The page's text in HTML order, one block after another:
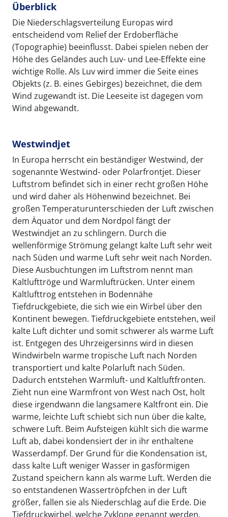
Überblick
Die Niederschlagsverteilung Europas wird
entscheidend vom Relief der Erdoberfläche
(Topographie) beeinflusst. Dabei spielen neben der
Höhe des Geländes auch Luv- und Lee-Effekte eine
wichtige Rolle. Als Luv wird immer die Seite eines
Objekts (z. B. eines Gebirges) bezeichnet, die dem
Wind zugewandt ist. Die Leeseite ist dagegen vom
Wind abgewandt.
Westwindjet
In Europa herrscht ein beständiger Westwind, der
sogenannte Westwind- oder Polarfrontjet. Dieser
Luftstrom befindet sich in einer recht großen Höhe
und wird daher als Höhenwind bezeichnet. Bei
großen Temperaturunterschieden der Luft zwischen
dem Äquator und dem Nordpol fängt der
Westwindjet an zu schlingern. Durch die
wellenförmige Strömung gelangt kalte Luft sehr weit
nach Süden und warme Luft sehr weit nach Norden.
Diese Ausbuchtungen im Luftstrom nennt man
Kaltlufttröge und Warmluftrücken. Unter einem
Kaltlufttrog entstehen in Bodennähe
Tiefdruckgebiete, die sich wie ein Wirbel über den
Kontinent bewegen. Tiefdruckgebiete entstehen, weil
kalte Luft dichter und somit schwerer als warme Luft
ist. Entgegen des Uhrzeigersinns wird in diesen
Windwirbeln warme tropische Luft nach Norden
transportiert und kalte Polarluft nach Süden.
Dadurch entstehen Warmluft- und Kaltluftfronten.
Zieht nun eine Warmfront von West nach Ost, holt
diese irgendwann die langsamere Kaltfront ein. Die
warme, leichte Luft schiebt sich nun über die kalte,
schwere Luft. Beim Aufsteigen kühlt sich die warme
Luft ab, dabei kondensiert der in ihr enthaltene
Wasserdampf. Der Grund für die Kondensation ist,
dass kalte Luft weniger Wasser in gasförmigen
Zustand speichern kann als warme Luft. Werden die
so entstandenen Wassertröpfchen in der Luft
größer, fallen sie als Niederschlag auf die Erde. Die
Tiefdruckwirbel, welche Zyklone genannt werden,